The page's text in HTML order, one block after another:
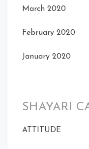
March 2020
February 2020
January 2020
SHAYARI
ATTITUDE